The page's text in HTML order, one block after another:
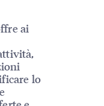
ai
lo